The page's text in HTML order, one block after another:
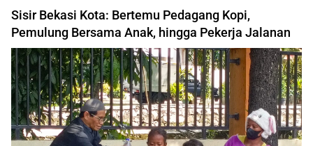
Sisir Bekasi Kota: Bertemu Pedagang Kopi,
Pemulung Bersama Anak, hingga Pekerja Jalanan